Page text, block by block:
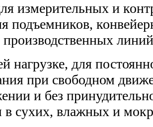
измерительных и
подъемников,
нагрузке, для
при свободном
и без
в сухих, влажных и